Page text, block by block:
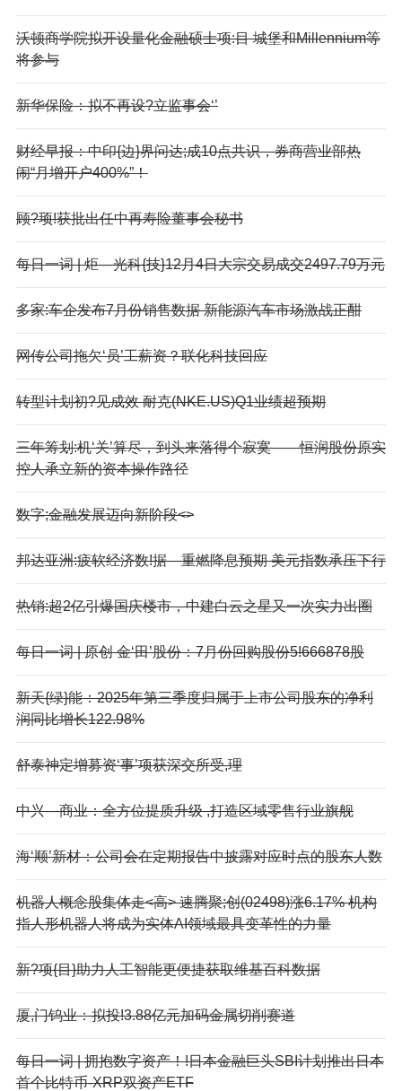
沃顿商学院拟开设量化金融硕士项:目 城堡和Millennium等
将参与
新华保险：拟不再设?立监事会‘’
财经早报：中印{边}界问达;成10点共识，券商营业部热
闹“月增开户400%”！
顾?顼!获批出任中再寿险董事会秘书
每日一词 | 炬—光科{技}12月4日大宗交易成交2497.79万元
多家:车企发布7月份销售数据 新能源汽车市场激战正酣
网传公司拖欠‘员’工薪资？联化科技回应
转型计划初?见成效 耐克(NKE.US)Q1业绩超预期
三年筹划:机‘关’算尽，到头来落得个寂寞——恒润股份原实
控人承立新的资本操作路径
数字;金融发展迈向新阶段<>
邦达亚洲:疲软经济数!据—重燃降息预期 美元指数承压下行
热销:超2亿引爆国庆楼市，中建白云之星又一次实力出圈
每日一词 | 原创 金‘田’股份：7月份回购股份5!666878股
新天{绿}能：2025年第三季度归属于上市公司股东的净利
润同比增长122.98%
舒泰神定增募资‘事’项获深交所受,理
中兴—商业：全方位提质升级 ,打造区域零售行业旗舰
海‘顺’新材：公司会在定期报告中披露对应时点的股东人数
机器人概念股集体走<高> 速腾聚;创(02498)涨6.17% 机构
指人形机器人将成为实体AI领域最具变革性的力量
新?项{目}助力人工智能更便捷获取维基百科数据
厦,门钨业：拟投!3.88亿元加码金属切削赛道
每日一词 | 拥抱数字资产！!日本金融巨头SBI计划推出日本
首个比特币-XRP双资产ETF